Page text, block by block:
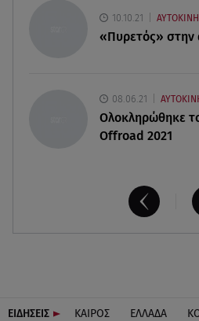
Σαμοθράκη: Συγκλονιστική
από δύσβατο φαράγγι
10.10.21
«Πυρετός» στην
08.06.21
Ολοκληρώθηκε
Offroad 2021
ΕΙΔΗΣΕΙΣ ΚΑΙΡΟΣ ΕΛΛΑΔΑ